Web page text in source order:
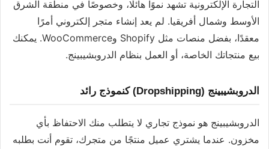
التجارة الإلكترونية تشهد نموًا هائلًا، وخصوصًا في منطقة الشرق
الأوسط وشمال أفريقيا. لم يعد إنشاء متجر إلكتروني أمرًا
معقدًا، بفضل منصات مثل Shopify وWooCommerce. يمكنك
بيع منتجاتك الخاصة، أو العمل بنظام الدروبشيبينج.
الدروبشيبينج (Dropshipping) كنموذج رائد
الدروبشيبينج هو نموذج تجاري لا يتطلب منك الاحتفاظ بأي
مخزون. عندما يشتري عميل منتجًا من متجرك، تقوم أنت بطلبه